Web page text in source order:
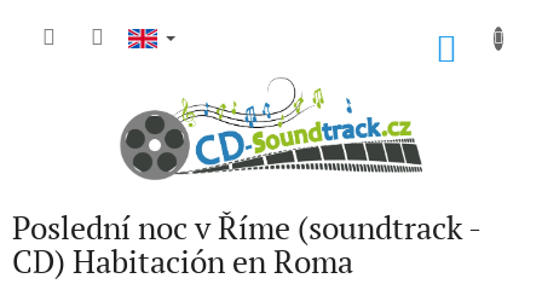
Poslední noc v Říme (soundtrack -
CD) Habitación en Roma